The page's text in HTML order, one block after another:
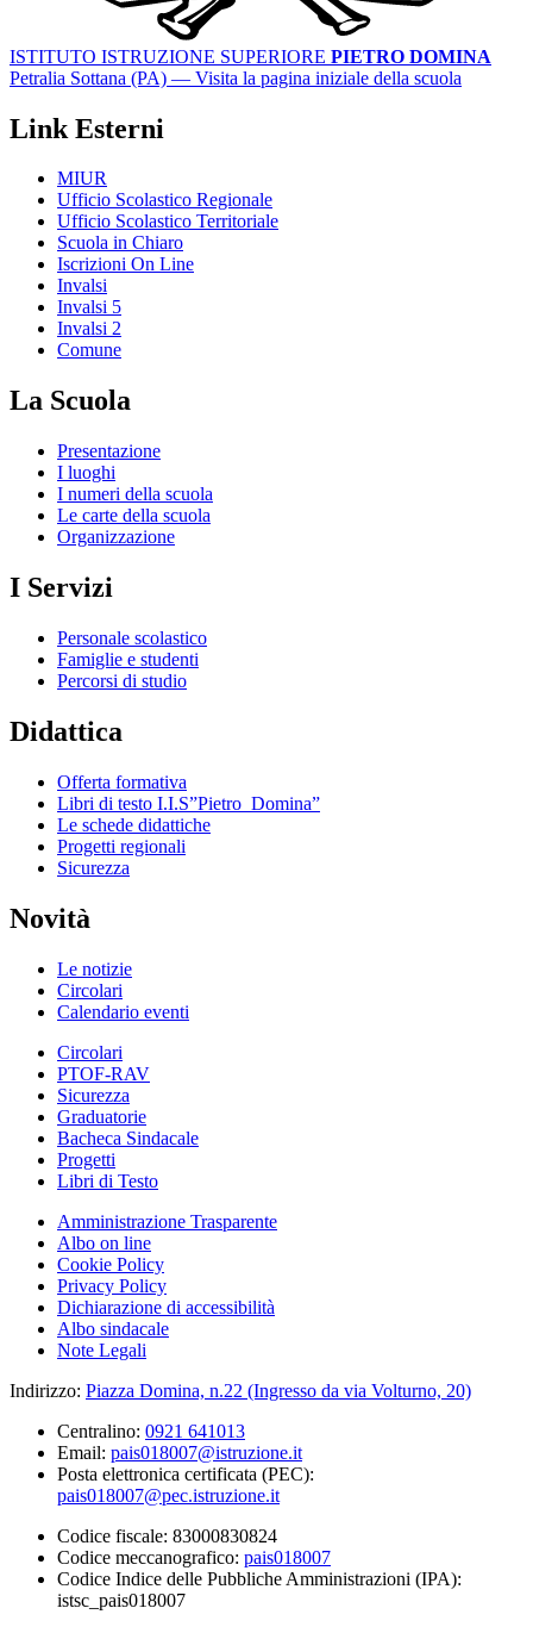
ISTITUTO ISTRUZIONE SUPERIORE PIETRO DOMINA
Petralia Sottana (PA) — Visita la pagina iniziale della scuola
Link Esterni
MIUR
Ufficio Scolastico Regionale
Ufficio Scolastico Territoriale
Scuola in Chiaro
Iscrizioni On Line
Invalsi
Invalsi 5
Invalsi 2
Comune
La Scuola
Presentazione
I luoghi
I numeri della scuola
Le carte della scuola
Organizzazione
I Servizi
Personale scolastico
Famiglie e studenti
Percorsi di studio
Didattica
Offerta formativa
Libri di testo I.I.S”Pietro_Domina”
Le schede didattiche
Progetti regionali
Sicurezza
Novità
Le notizie
Circolari
Calendario eventi
Circolari
PTOF-RAV
Sicurezza
Graduatorie
Bacheca Sindacale
Progetti
Libri di Testo
Amministrazione Trasparente
Albo on line
Cookie Policy
Privacy Policy
Dichiarazione di accessibilità
Albo sindacale
Note Legali
Indirizzo: Piazza Domina, n.22 (Ingresso da via Volturno, 20)
Centralino: 0921 641013
Email: pais018007@istruzione.it
Posta elettronica certificata (PEC):
pais018007@pec.istruzione.it
Codice fiscale: 83000830824
Codice meccanografico: pais018007
Codice Indice delle Pubbliche Amministrazioni (IPA):
istsc_pais018007